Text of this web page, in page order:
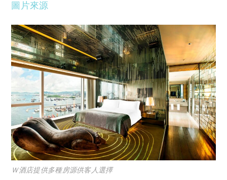
圖片來源
Ｗ酒店提供多種房源供客人選擇